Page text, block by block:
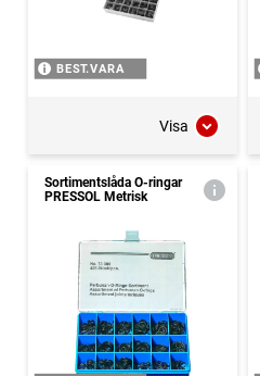
BEST.VARA
Visa
Sortimentslåda O-ringar
PRESSOL Metrisk